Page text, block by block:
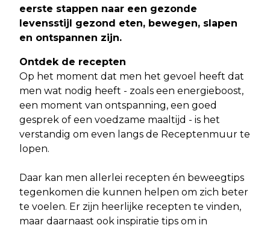
eerste stappen naar een gezonde
levensstijl gezond eten, bewegen, slapen
en ontspannen zijn.
Ontdek de recepten
Op het moment dat men het gevoel heeft dat
men wat nodig heeft - zoals een energieboost,
een moment van ontspanning, een goed
gesprek of een voedzame maaltijd - is het
verstandig om even langs de Receptenmuur te
lopen.
Daar kan men allerlei recepten én beweegtips
tegenkomen die kunnen helpen om zich beter
te voelen. Er zijn heerlijke recepten te vinden,
maar daarnaast ook inspiratie tips om in